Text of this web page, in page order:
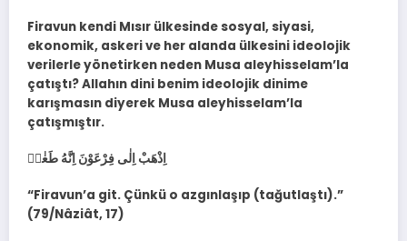
Firavun kendi Mısır ülkesinde sosyal, siyasi,
ekonomik, askeri ve her alanda ülkesini ideolojik
verilerle yönetirken neden Musa aleyhisselam’la
çatıştı? Allahın dini benim ideolojik dinime
karışmasın diyerek Musa aleyhisselam’la
çatışmıştır.
اِذْهَبْ اِلٰى فِرْعَوْنَ اِنَّهُ طَغٰىۘ
“Firavun’a git. Çünkü o azgınlaşıp (tağutlaştı).”
(79/Nâziât, 17)